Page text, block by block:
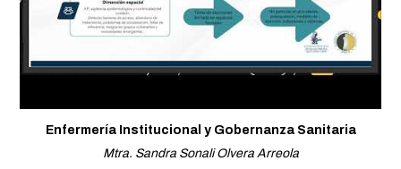
Enfermería Institucional y Gobernanza Sanitaria
Mtra. Sandra Sonali Olvera Arreola